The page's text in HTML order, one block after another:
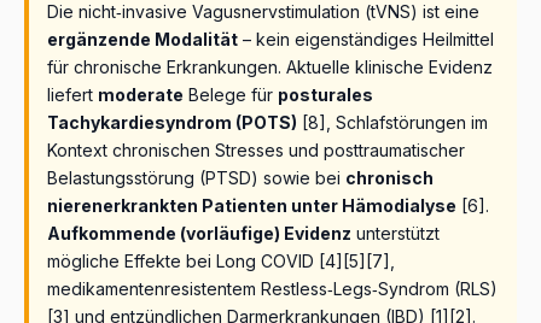
Die nicht‑invasive Vagusnervstimulation (tVNS) ist eine
ergänzende Modalität – kein eigenständiges Heilmittel
für chronische Erkrankungen. Aktuelle klinische Evidenz
liefert moderate Belege für posturales
Tachykardiesyndrom (POTS) [8], Schlafstörungen im
Kontext chronischen Stresses und posttraumatischer
Belastungsstörung (PTSD) sowie bei chronisch
nierenerkrankten Patienten unter Hämodialyse [6].
Aufkommende (vorläufige) Evidenz unterstützt
mögliche Effekte bei Long COVID [4][5][7],
medikamentenresistentem Restless‑Legs‑Syndrom (RLS)
[3] und entzündlichen Darmerkrankungen (IBD) [1][2].